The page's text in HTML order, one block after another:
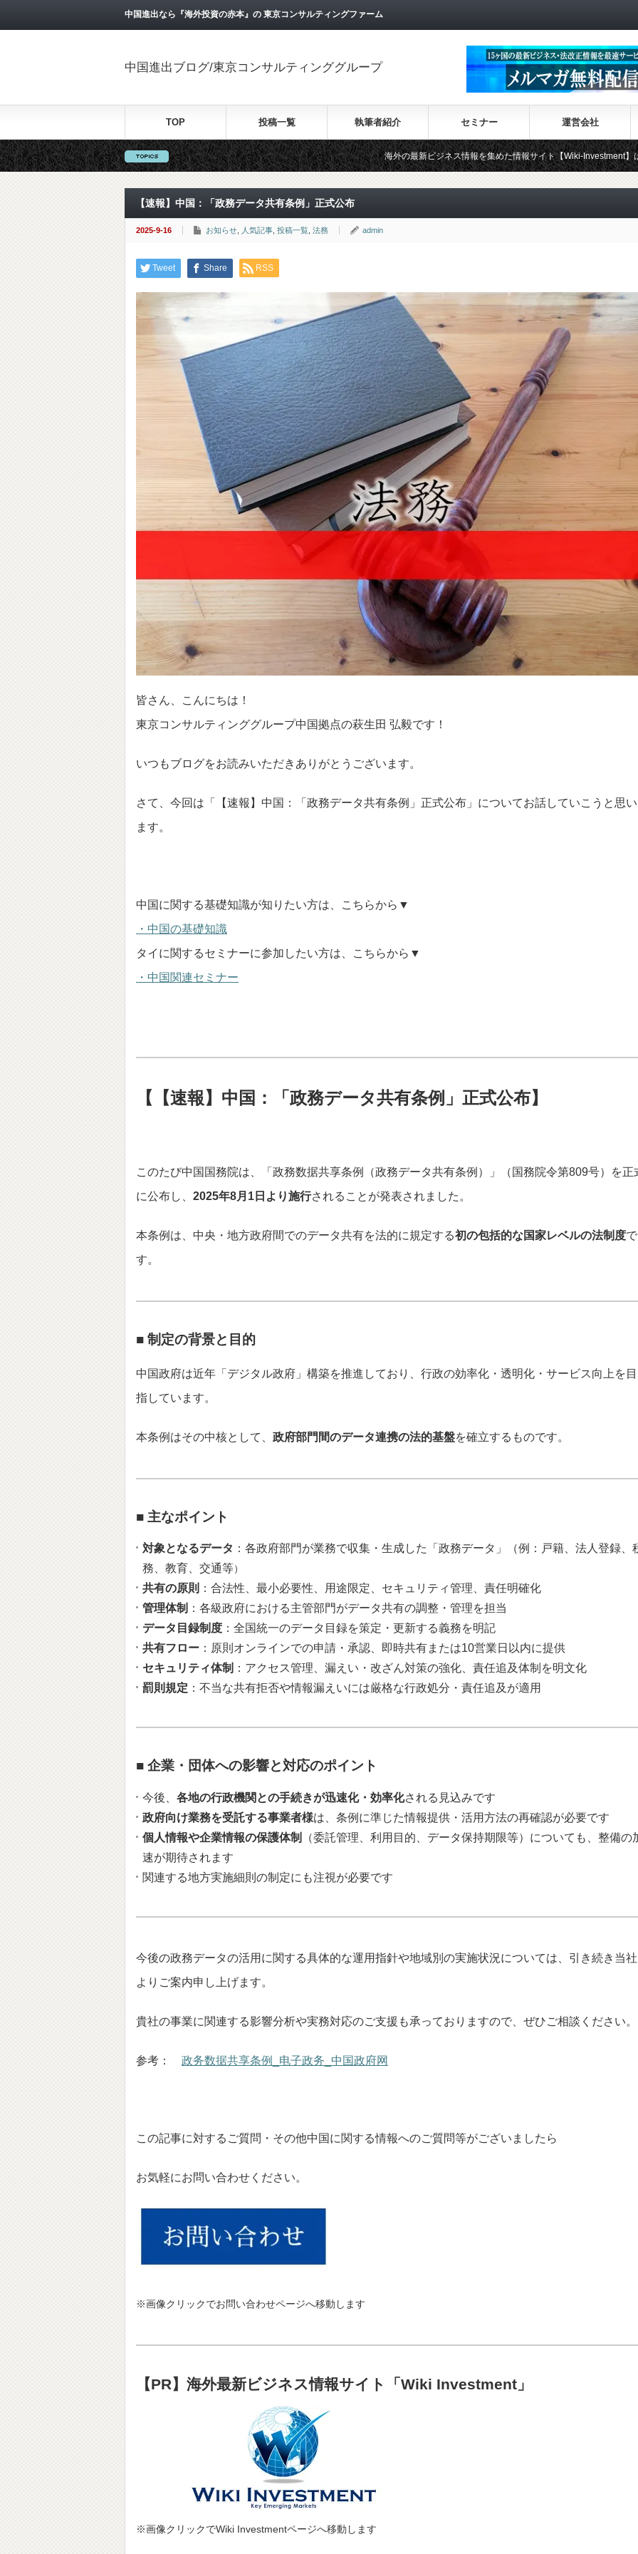
中国進出なら『海外投資の赤本』の 東京コンサルティングファーム
中国進出ブログ/東京コンサルティンググループ
TOP 投稿一覧 執筆者紹介 セミナー 運営会社
海外の最新ビジネス情報を集めた情報サイト【Wiki-Investment】はこちらから！！
【速報】中国：「政務データ共有条例」正式公布
2025-9-16 お知らせ 人気記事 投稿一覧 法務 admin
Tweet Share RSS
皆さん、こんにちは！
東京コンサルティンググループ中国拠点の萩生田 弘毅です！
いつもブログをお読みいただきありがとうございます。
さて、今回は「【速報】中国：「政務データ共有条例」正式公布」についてお話していこうと思い
ます。
中国に関する基礎知識が知りたい方は、こちらから▼
・中国の基礎知識
タイに関するセミナーに参加したい方は、こちらから▼
・中国関連セミナー
【【速報】中国：「政務データ共有条例」正式公布】
このたび中国国務院は、「政務数据共享条例（政務データ共有条例）」（国務院令第809号）を正
に公布し、 2025年8月1日より施行されることが発表されました。
本条例は、中央・地方政府間でのデータ共有を法的に規定する初の包括的な国家レベルの法制度で
す。
■ 制定の背景と目的
中国政府は近年「デジタル政府」構築を推進しており、行政の効率化・透明化・サービス向上を目
指しています。
本条例はその中核として、 政府部門間のデータ連携の法的基盤を確立するものです。
■ 主なポイント
対象となるデータ ：各政府部門が業務で収集・生成した「政務データ」（例：戸籍、法人登録、
務、教育、交通等）
共有の原則 ：合法性、最小必要性、用途限定、セキュリティ管理、責任明確化
管理体制 ：各級政府における主管部門がデータ共有の調整・管理を担当
データ目録制度 ：全国統一のデータ目録を策定・更新する義務を明記
共有フロー ：原則オンラインでの申請・承認、即時共有または10営業日以内に提供
セキュリティ体制 ：アクセス管理、漏えい・改ざん対策の強化、責任追及体制を明文化
罰則規定 ：不当な共有拒否や情報漏えいには厳格な行政処分・責任追及が適用
■ 企業・団体への影響と対応のポイント
今後、 各地の行政機関との手続きが迅速化・効率化される見込みです
政府向け業務を受託する事業者様は、条例に準じた情報提供・活用方法の再確認が必要です
個人情報や企業情報の保護体制
（委託管理、利用目的、データ保持期限等）についても、整備の
速が期待されます
関連する地方実施細則の制定にも注視が必要です
今後の政務データの活用に関する具体的な運用指針や地域別の実施状況については、引き続き当社
よりご案内申し上げます。
貴社の事業に関連する影響分析や実務対応のご支援も承っておりますので、ぜひご相談ください。
参考： 政务数据共享条例_电子政务_中国政府网
この記事に対するご質問・その他中国に関する情報へのご質問等がございましたら
お気軽にお問い合わせください。
※画像クリックでお問い合わせページへ移動します
【PR】海外最新ビジネス情報サイト「Wiki Investment」
※画像クリックでWiki Investmentページへ移動します